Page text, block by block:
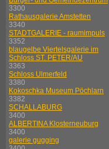
3300
Rathausgalerie Amstetten
3340
STADTGALERIE - raumimpuls
3352
blaugelbe Viertelsgalerie im
Schloss ST. PETER/AU
3363
Schloss Ulmerfeld
3380
Kokoschka Museum Pöchlarn
3382
SCHALLABURG
3400
ALBERTINA Klosterneuburg
3400
galerie gugging